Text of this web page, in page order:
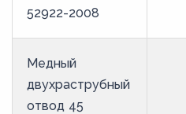
52922-2008
Медный
двухраструбный
отвод 45